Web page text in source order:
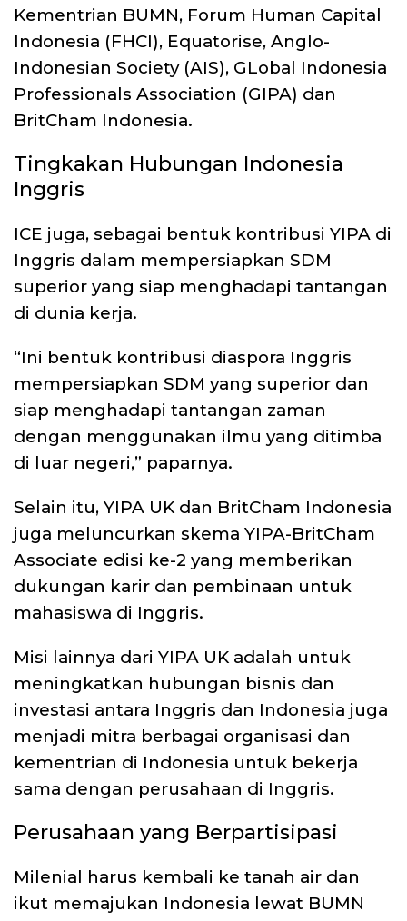
Kementrian BUMN, Forum Human Capital
Indonesia (FHCI), Equatorise, Anglo-
Indonesian Society (AIS), GLobal Indonesia
Professionals Association (GIPA) dan
BritCham Indonesia.
Tingkakan Hubungan Indonesia
Inggris
ICE juga, sebagai bentuk kontribusi YIPA di
Inggris dalam mempersiapkan SDM
superior yang siap menghadapi tantangan
di dunia kerja.
“Ini bentuk kontribusi diaspora Inggris
mempersiapkan SDM yang superior dan
siap menghadapi tantangan zaman
dengan menggunakan ilmu yang ditimba
di luar negeri,” paparnya.
Selain itu, YIPA UK dan BritCham Indonesia
juga meluncurkan skema YIPA-BritCham
Associate edisi ke-2 yang memberikan
dukungan karir dan pembinaan untuk
mahasiswa di Inggris.
Misi lainnya dari YIPA UK adalah untuk
meningkatkan hubungan bisnis dan
investasi antara Inggris dan Indonesia juga
menjadi mitra berbagai organisasi dan
kementrian di Indonesia untuk bekerja
sama dengan perusahaan di Inggris.
Perusahaan yang Berpartisipasi
Milenial harus kembali ke tanah air dan
ikut memajukan Indonesia lewat BUMN